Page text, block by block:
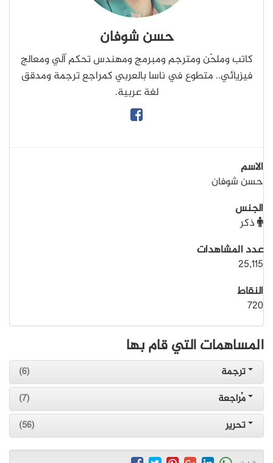
حسن شوفان
كاتب وملحّن ومترجم ومبرمج ومهندس تحكم آلي ومعالج
فيزيائي.. متطوع في ناسا بالعربي كمراجع ترجمة ومدقق
لغة عربية.
الاسم
حسن شوفان
الجنس
ذكر
عدد المشاهدات
25,115
النقاط
720
المساهمات التي قام بها
ترجمة
(6)
مُراجعة
(7)
تحرير
(56)